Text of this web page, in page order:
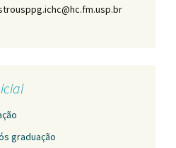
graduação